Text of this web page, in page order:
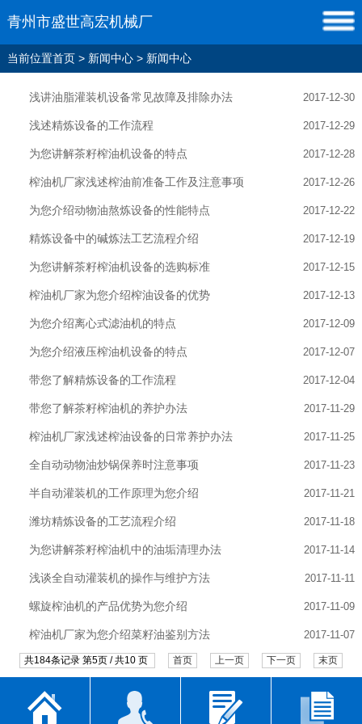
青州市盛世高宏机械厂
当前位置首页> 新闻中心> 新闻中心
2017-12-30
浅讲油脂灌装机设备常见故障及排除办法
2017-12-29
浅述精炼设备的工作流程
2017-12-28
为您讲解茶籽榨油机设备的特点
2017-12-26
榨油机厂家浅述榨油前准备工作及注意事项
2017-12-22
为您介绍动物油熬炼设备的性能特点
2017-12-19
精炼设备中的碱炼法工艺流程介绍
2017-12-15
为您讲解茶籽榨油机设备的选购标准
2017-12-13
榨油机厂家为您介绍榨油设备的优势
2017-12-09
为您介绍离心式滤油机的特点
2017-12-07
为您介绍液压榨油机设备的特点
2017-12-04
带您了解精炼设备的工作流程
2017-11-29
带您了解茶籽榨油机的养护办法
2017-11-25
榨油机厂家浅述榨油设备的日常养护办法
2017-11-23
全自动动物油炒锅保养时注意事项
2017-11-21
半自动灌装机的工作原理为您介绍
2017-11-18
潍坊精炼设备的工艺流程介绍
2017-11-14
为您讲解茶籽榨油机中的油垢清理办法
2017-11-11
浅谈全自动灌装机的操作与维护方法
2017-11-09
螺旋榨油机的产品优势为您介绍
2017-11-07
榨油机厂家为您介绍菜籽油鉴别方法
共184条记录 第5页 / 共10 页 首页 上一页 下一页 末页